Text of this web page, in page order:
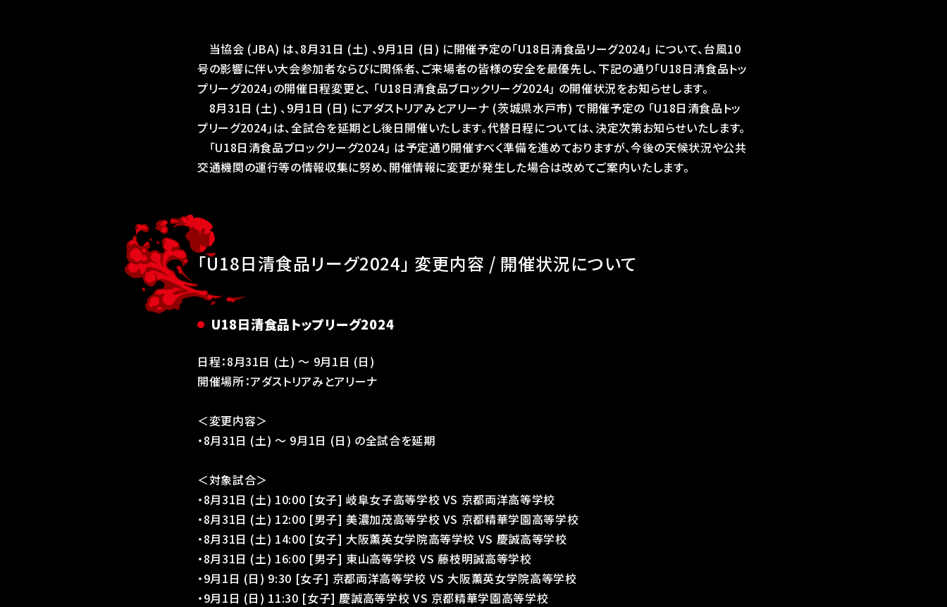
当協会 (JBA) は、8月31日 (土) 、9月1日 (日) に開催予定の｢U18日清食品リーグ2024｣ について、台風10
号の影響に伴い大会参加者ならびに関係者、ご来場者の皆様の安全を最優先し、下記の通り｢U18日清食品トッ
プリーグ2024｣の開催日程変更と、 ｢U18日清食品ブロックリーグ2024｣ の開催状況をお知らせします。
8月31日 (土) 、9月1日 (日) にアダストリアみとアリーナ (茨城県水戸市) で開催予定の ｢U18日清食品トッ
プリーグ2024｣は、全試合を延期とし後日開催いたします。代替日程については、決定次第お知らせいたします。
｢U18日清食品ブロックリーグ2024｣ は予定通り開催すべく準備を進めておりますが、今後の天候状況や公共
交通機関の運行等の情報収集に努め、開催情報に変更が発生した場合は改めてご案内いたします。
「U18日清食品リーグ2024」 変更内容 / 開催状況について
U18日清食品トップリーグ2024
日程：8月31日 (土) 〜 9月1日 (日)
開催場所：アダストリアみとアリーナ
＜変更内容＞
・8月31日 (土) 〜 9月1日 (日) の全試合を延期
＜対象試合＞
・8月31日 (土) 10:00 [女子] 岐阜女子高等学校 VS 京都両洋高等学校
・8月31日 (土) 12:00 [男子] 美濃加茂高等学校 VS 京都精華学園高等学校
・8月31日 (土) 14:00 [女子] 大阪薫英女学院高等学校 VS 慶誠高等学校
・8月31日 (土) 16:00 [男子] 東山高等学校 VS 藤枝明誠高等学校
・9月1日 (日) 9:30 [女子] 京都両洋高等学校 VS 大阪薫英女学院高等学校
・9月1日 (日) 11:30 [女子] 慶誠高等学校 VS 京都精華学園高等学校